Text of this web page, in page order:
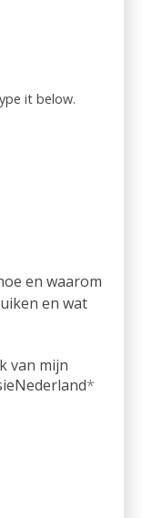
it below.
en waarom
en wat
van mijn
*